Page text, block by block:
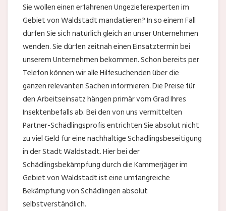
Sie wollen einen erfahrenen Ungezieferexperten im
Gebiet von Waldstadt mandatieren? In so einem Fall
dürfen Sie sich natürlich gleich an unser Unternehmen
wenden. Sie dürfen zeitnah einen Einsatztermin bei
unserem Unternehmen bekommen. Schon bereits per
Telefon können wir alle Hilfesuchenden über die
ganzen relevanten Sachen informieren. Die Preise für
den Arbeitseinsatz hängen primär vom Grad Ihres
Insektenbefalls ab. Bei den von uns vermittelten
Partner-Schädlingsprofis entrichten Sie absolut nicht
zu viel Geld für eine nachhaltige Schädlingsbeseitigung
in der Stadt Waldstadt. Hier bei der
Schädlingsbekämpfung durch die Kammerjäger im
Gebiet von Waldstadt ist eine umfangreiche
Bekämpfung von Schädlingen absolut
selbstverständlich.